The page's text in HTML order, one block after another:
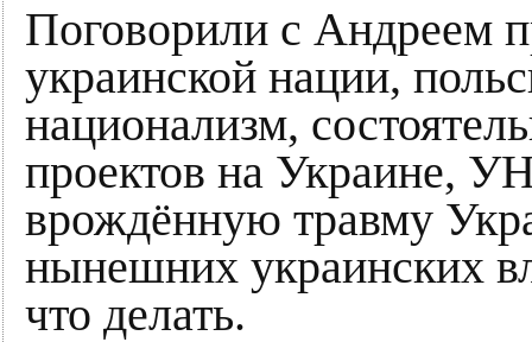
Поговорили с Андреем
украинской нации,
национализм,
проектов на Украине,
врождённую травму
нынешних украинских
что делать.